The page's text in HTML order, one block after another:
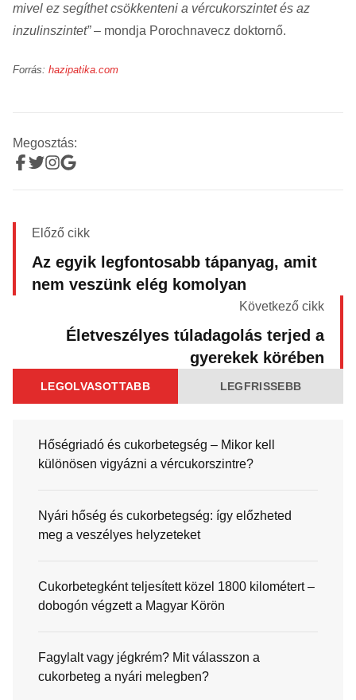
mivel ez segíthet csökkenteni a vércukorszintet és az
inzulinszintet”– mondja Porochnavecz doktornő.
Forrás: hazipatika.com
Megosztás:
Előző cikk
Az egyik legfontosabb tápanyag, amit
nem veszünk elég komolyan
Következő cikk
Életveszélyes túladagolás terjed a
gyerekek körében
LEGOLVASOTTABB LEGFRISSEBB
Hőségriadó és cukorbetegség – Mikor kell
különösen vigyázni a vércukorszintre?
Nyári hőség és cukorbetegség: így előzheted
meg a veszélyes helyzeteket
Cukorbetegként teljesített közel 1800 kilométert –
dobogón végzett a Magyar Körön
Fagylalt vagy jégkrém? Mit válasszon a
cukorbeteg a nyári melegben?